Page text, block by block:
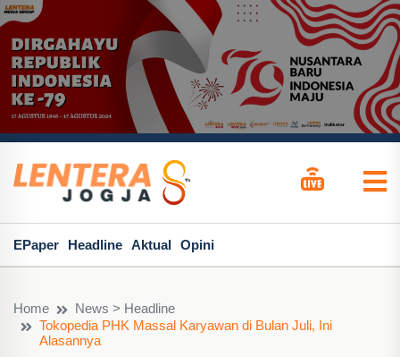
EPaper Headline Aktual Opini
Home
News > Headline
Tokopedia PHK Massal Karyawan di Bulan Juli, Ini
Alasannya